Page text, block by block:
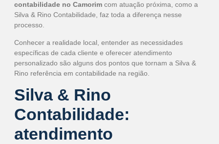
contabilidade no Camorimcom atuação próxima, como a
Silva & Rino Contabilidade, faz toda a diferença nesse
processo.
Conhecer a realidade local, entender as necessidades
específicas de cada cliente e oferecer atendimento
personalizado são alguns dos pontos que tornam a Silva &
Rino referência em contabilidade na região.
Silva & Rino
Contabilidade:
atendimento